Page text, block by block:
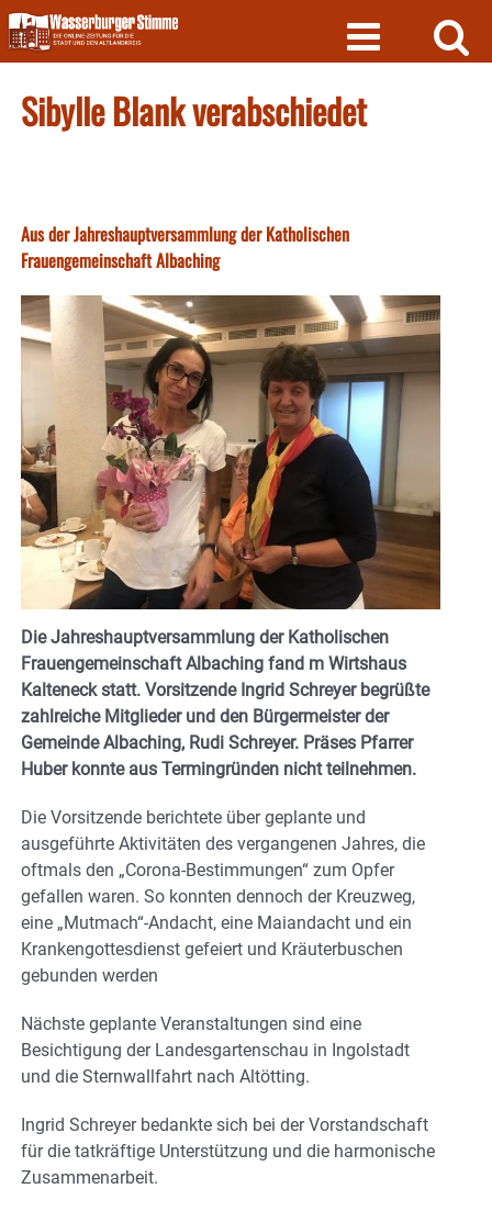
Skip
to
content
Sibylle Blank verabschiedet
Aus der Jahreshauptversammlung der Katholischen
Frauengemeinschaft Albaching
Die Jahreshauptversammlung der Katholischen
Frauengemeinschaft Albaching fand m Wirtshaus
Kalteneck statt. Vorsitzende Ingrid Schreyer begrüßte
zahlreiche Mitglieder und den Bürgermeister der
Gemeinde Albaching, Rudi Schreyer. Präses Pfarrer
Huber konnte aus Termingründen nicht teilnehmen.
Die Vorsitzende berichtete über geplante und
ausgeführte Aktivitäten des vergangenen Jahres, die
oftmals den „Corona-Bestimmungen“ zum Opfer
gefallen waren. So konnten dennoch der Kreuzweg,
eine „Mutmach“-Andacht, eine Maiandacht und ein
Krankengottesdienst gefeiert und Kräuterbuschen
gebunden werden
Nächste geplante Veranstaltungen sind eine
Besichtigung der Landesgartenschau in Ingolstadt
und die Sternwallfahrt nach Altötting.
Ingrid Schreyer bedankte sich bei der Vorstandschaft
für die tatkräftige Unterstützung und die harmonische
Zusammenarbeit.